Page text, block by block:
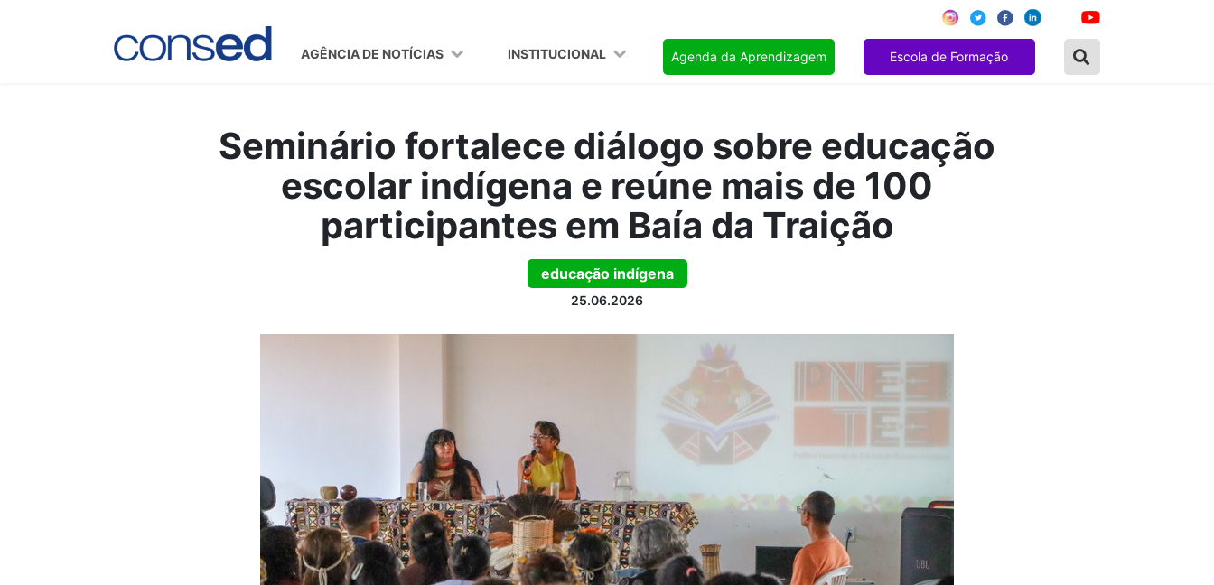
AGÊNCIA DE NOTÍCIAS INSTITUCIONAL Agenda da Aprendizagem Escola de Formação
Seminário fortalece diálogo sobre educação
escolar indígena e reúne mais de 100
participantes em Baía da Traição
educação indígena
25.06.2026